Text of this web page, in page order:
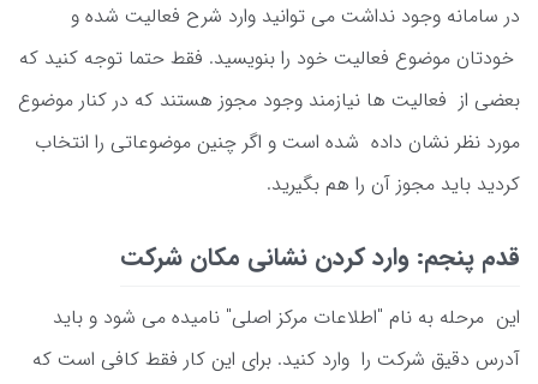
در سامانه وجود نداشت می توانید وارد شرح فعالیت شده و
خودتان موضوع فعالیت خود را بنویسید. فقط حتما توجه کنید که
بعضی از فعالیت ها نیازمند وجود مجوز هستند که در کنار موضوع
مورد نظر نشان داده شده است و اگر چنین موضوعاتی را انتخاب
کردید باید مجوز آن را هم بگیرید.
قدم پنجم: وارد کردن نشانی مکان شرکت
این مرحله به نام "اطلاعات مرکز اصلی" نامیده می شود و باید
آدرس دقیق شرکت را وارد کنید. برای این کار فقط کافی است که